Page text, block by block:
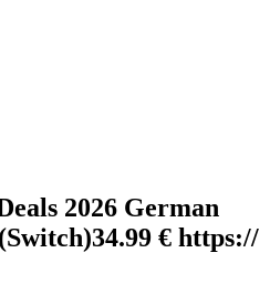
2026 German
€ https://